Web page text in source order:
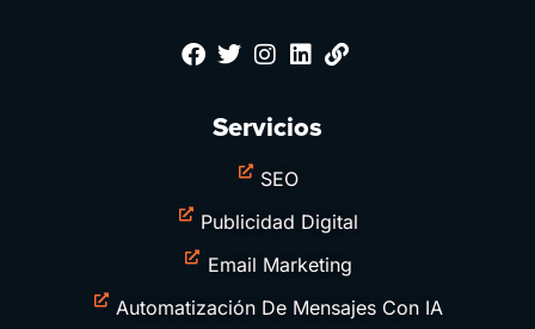
Servicios
SEO
Publicidad Digital
Email Marketing
Automatización De Mensajes Con IA